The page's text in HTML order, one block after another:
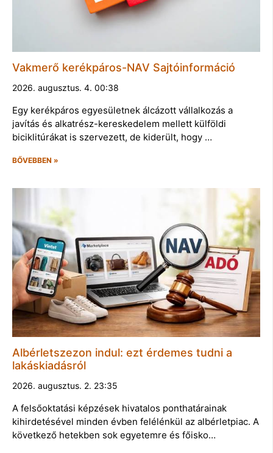
Vakmerő kerékpáros-NAV Sajtóinformáció
2026. augusztus. 4. 00:38
Egy kerékpáros egyesületnek álcázott vállalkozás a
javítás és alkatrész-kereskedelem mellett külföldi
biciklitúrákat is szervezett, de kiderült, hogy …
BŐVEBBEN »
Albérletszezon indul: ezt érdemes tudni a
lakáskiadásról
2026. augusztus. 2. 23:35
A felsőoktatási képzések hivatalos ponthatárainak
kihirdetésével minden évben felélénkül az albérletpiac. A
következő hetekben sok egyetemre és főisko…